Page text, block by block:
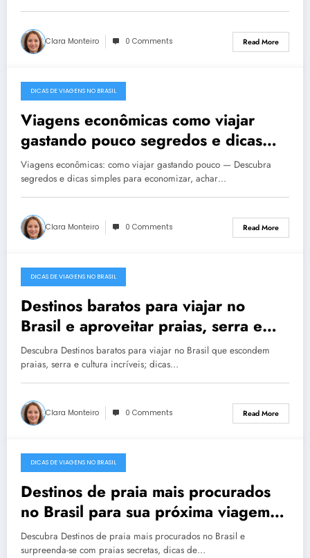
Clara Monteiro 0 Comments Read More
December 22, 2025
DICAS DE VIAGENS NO BRASIL
Viagens econômicas como viajar
gastando pouco segredos e dicas
para economizar e aproveitar cada
destino
Viagens econômicas: como viajar gastando pouco — Descubra
segredos e dicas simples para economizar, achar…
Clara Monteiro 0 Comments Read More
December 22, 2025
DICAS DE VIAGENS NO BRASIL
Destinos baratos para viajar no
Brasil e aproveitar praias, serra e
cultura sem estourar o orçamento
Descubra Destinos baratos para viajar no Brasil que escondem
praias, serra e cultura incríveis; dicas…
Clara Monteiro 0 Comments Read More
December 22, 2025
DICAS DE VIAGENS NO BRASIL
Destinos de praia mais procurados
no Brasil para sua próxima viagem
com praias imperdíveis
Descubra Destinos de praia mais procurados no Brasil e
surpreenda-se com praias secretas, dicas de…